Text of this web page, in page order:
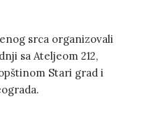
srca organizovali
sa Ateljeom 212,
Stari grad i